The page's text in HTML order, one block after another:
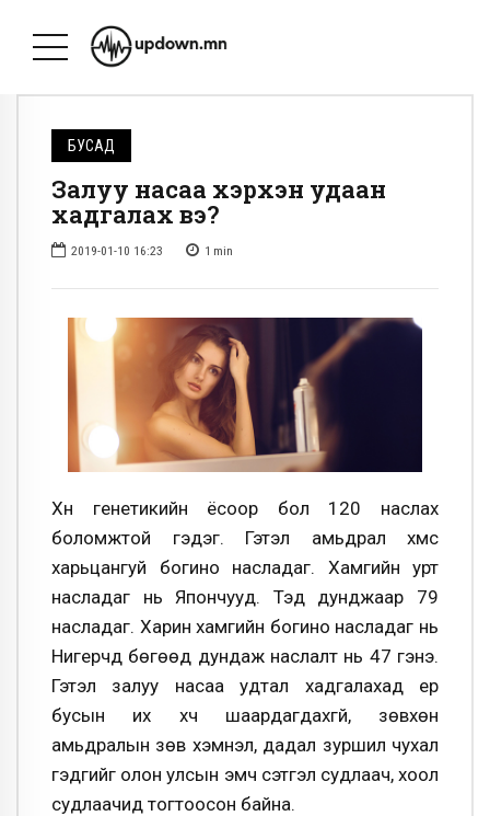
БУСАД
Залуу насаа хэрхэн удаан
хадгалах вэ?
2019-01-10 16:23 1 min
Хүн генетикийн ёсоор бол 120 наслах
боломжтой гэдэг. Гэтэл амьдрал хүмүүс
харьцангуй богино насладаг. Хамгийн урт
насладаг нь Япончууд. Тэд дунджаар 79
насладаг. Харин хамгийн богино насладаг нь
Нигерчүүд бөгөөд дундаж наслалт нь 47 гэнэ.
Гэтэл залуу насаа удтал хадгалахад ер
бусын их хүч шаардагдахгүй, зөвхөн
амьдралын зөв хэмнэл, дадал зуршил чухал
гэдгийг олон улсын эмч сэтгэл судлаач, хоол
судлаачид тогтоосон байна.